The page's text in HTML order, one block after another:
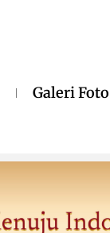
Galeri Foto